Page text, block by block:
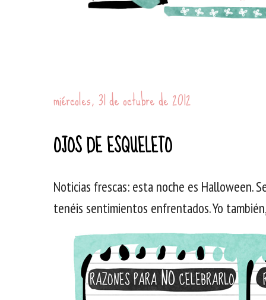
miércoles, 31 de octubre de 2012
OJOS DE ESQUELETO
Noticias frescas: esta noche es Halloween.
tenéis sentimientos enfrentados. Yo